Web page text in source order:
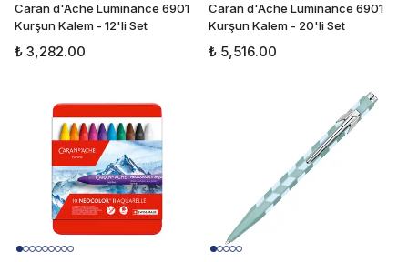
Caran d'Ache Luminance 6901
Kurşun Kalem - 12'li Set
₺ 3,282.00
Caran d'Ache Luminance 6901
Kurşun Kalem - 20'li Set
₺ 5,516.00